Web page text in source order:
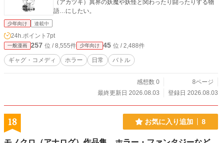
（アカツキ）異界の妖魔や妖怪と関わったり闘ったりする物
語…にしたい。
少年向け 連載中
24h.ポイント 7pt
一般漫画 257 位 / 8,555件 少年向け 45 位 / 2,488件
ギャグ・コメディ ホラー 日常 バトル
感想数 0
8ページ
最終更新日 2026.08.03
登録日 2026.08.03
18 お気に入り追加 8